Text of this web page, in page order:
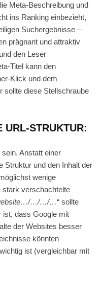
Meta-Beschreibung und
ins Ranking einbezieht,
Suchergebnisse –
prägnant und attraktiv
den Leser
Titel kann den
Klick und dem
sollte diese Stellschraube
URL-STRUKTUR:
Anstatt einer
Struktur und den Inhalt der
wenige
stark verschachtelte
…/…/…“ sollte
ist, dass Google mit
der Websites besser
könnten
ist (vergleichbar mit